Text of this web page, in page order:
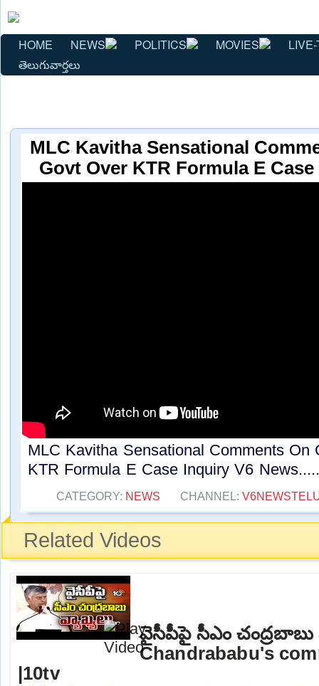
HOME NEWS POLITICS MOVIES
తెలుగువార్తలు
MLC Kavitha Sensational
Govt Over KTR Formula E
MLC Kavitha Sensational Comments On
KTR Formula E Case Inquiry V6
CATEGORY: NEWS CHANNEL:
Related Videos
వైసీపీపై సీఎం చంద్రబాబు
Chandrababu's
|10tv